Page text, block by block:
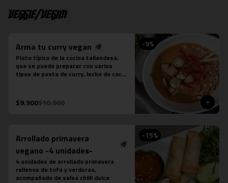
Veggie/Vegan
-9%
Arma tu curry vegan
Plato típico de la cocina tailandesa,
que se puede preparar con varios
tipos de pasta de curry, leche de coco
Estos son los ingredientes que
acompañas los distintos currys que
-Panang: Maní y pimentón rojo
-Rojo: Cebolla morada, albahaca
fresca, jugo de piña y tomate
-Verde: Berenjenas, cebolla morada y
albahaca fresca
$9.900$10.900
-15%
Arrollado primavera
vegano -4 unidades-
4 unidades de arrollado primavera
rellenos de tofu y verduras,
acompañado de salsa chilli dulce